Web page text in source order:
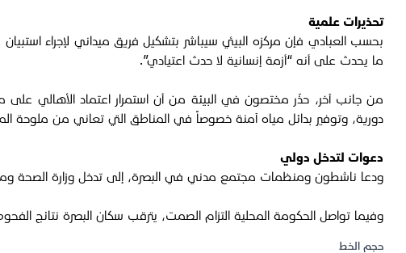
تحذيرات علمية
بحسب العبادي فإن مركزه البيئي سيباشر بتشكيل فريق ميداني لإجراء
ما يحدث على أنه “أزمة إنسانية لا حدث اعتيادي”.
من جانب آخر، حذّر مختصون في البيئة من أن استمرار اعتماد الأهالي على
دورية، وتوفير بدائل مياه آمنة خصوصاً في المناطق التي تعاني من ملوحة
دعوات لتدخل دولي
ودعا ناشطون ومنظمات مجتمع مدني في البصرة، إلى تدخل وزارة الصحة
وفيما تواصل الحكومة المحلية التزام الصمت، يترقب سكان البصرة نتائج
حجم الخط